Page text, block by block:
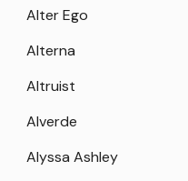
Alter Ego
Alterna
Altruist
Alverde
Alyssa Ashley